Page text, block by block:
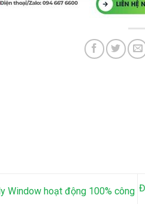
Window hoạt động 100% công